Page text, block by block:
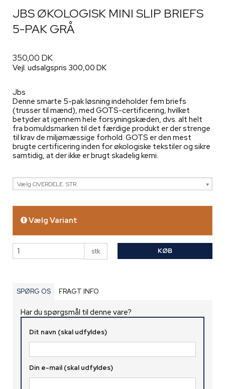
JBS ØKOLOGISK MINI SLIP BRIEFS
5-PAK GRÅ
350,00 DK
Vejl. udsalgspris 300,00 DK
Jbs
Denne smarte 5-pak løsning indeholder fem briefs
(trusser til mænd), med GOTS-certificering, hvilket
betyder at igennem hele forsyningskæden, dvs. alt helt
fra bomuldsmarken til det færdige produkt er der strenge
til krav de miljømæssige forhold. GOTS er den mest
brugte certificering inden for økologiske tekstiler og sikre
samtidig, at der ikke er brugt skadelig kemi.
Vælg OVERDELE. STR.
Vælg Variant
stk KØB
SPØRG OS FRAGT INFO
Har du spørgsmål til denne vare?
Dit navn (skal udfyldes)
Din e-mail (skal udfyldes)